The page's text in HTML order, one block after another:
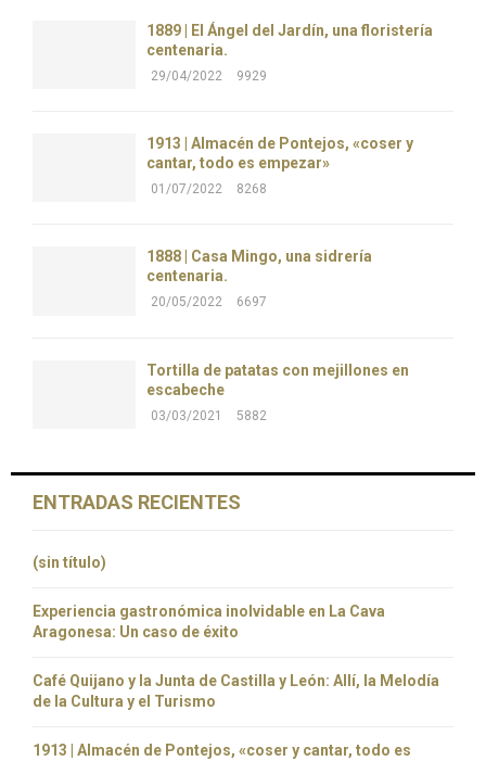
1889 | El Ángel del Jardín, una floristería
centenaria.
29/04/2022 9929
1913 | Almacén de Pontejos, «coser y
cantar, todo es empezar»
01/07/2022 8268
1888 | Casa Mingo, una sidrería
centenaria.
20/05/2022 6697
Tortilla de patatas con mejillones en
escabeche
03/03/2021 5882
ENTRADAS RECIENTES
(sin título)
Experiencia gastronómica inolvidable en La Cava
Aragonesa: Un caso de éxito
Café Quijano y la Junta de Castilla y León: Allí, la Melodía
de la Cultura y el Turismo
1913 | Almacén de Pontejos, «coser y cantar, todo es